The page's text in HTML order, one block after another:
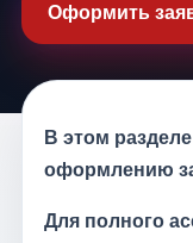
Оформить
В этом
оформлению
Для полного